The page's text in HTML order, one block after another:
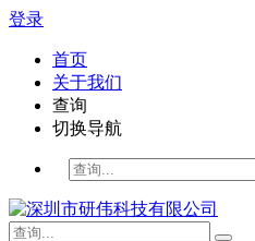
登录
首页
关于我们
查询
切换导航